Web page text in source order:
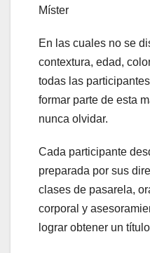
Míster
En las cuales no se
contextura, edad,
todas las
formar parte de esta
nunca olvidar.
Cada participante
preparada por sus
clases de pasarela,
corporal y
lograr obtener un